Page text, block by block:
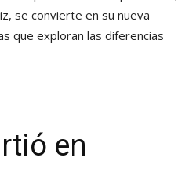
se convierte en su nueva
que exploran las diferencias
en